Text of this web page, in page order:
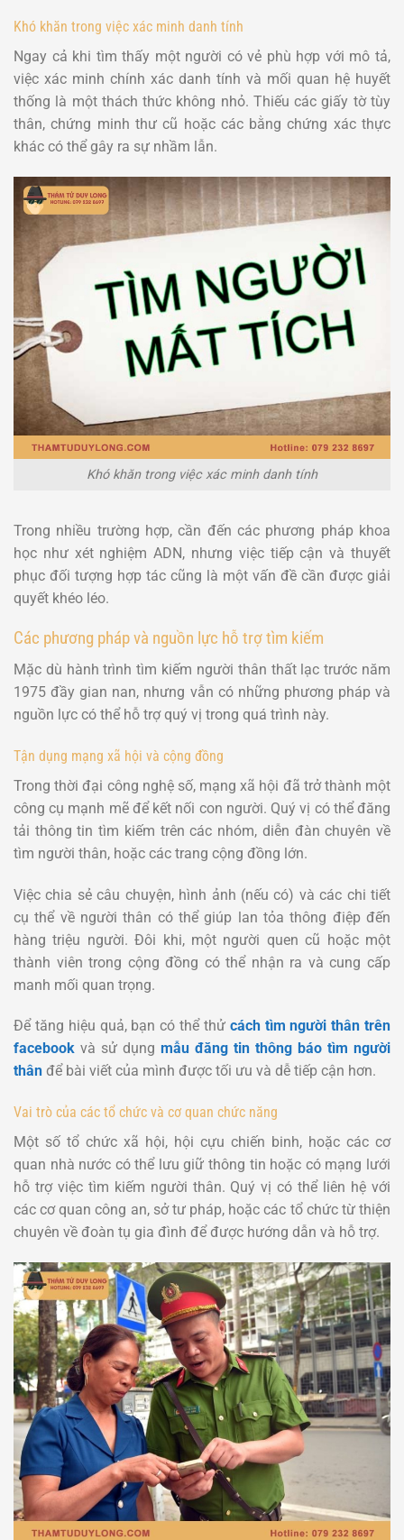
Khó khăn trong việc xác minh danh tính
Ngay cả khi tìm thấy một người có vẻ phù hợp với mô tả,
việc xác minh chính xác danh tính và mối quan hệ huyết
thống là một thách thức không nhỏ. Thiếu các giấy tờ tùy
thân, chứng minh thư cũ hoặc các bằng chứng xác thực
khác có thể gây ra sự nhầm lẫn.
Khó khăn trong việc xác minh danh tính
Trong nhiều trường hợp, cần đến các phương pháp khoa
học như xét nghiệm ADN, nhưng việc tiếp cận và thuyết
phục đối tượng hợp tác cũng là một vấn đề cần được giải
quyết khéo léo.
Các phương pháp và nguồn lực hỗ trợ tìm kiếm
Mặc dù hành trình tìm kiếm người thân thất lạc trước năm
1975 đầy gian nan, nhưng vẫn có những phương pháp và
nguồn lực có thể hỗ trợ quý vị trong quá trình này.
Tận dụng mạng xã hội và cộng đồng
Trong thời đại công nghệ số, mạng xã hội đã trở thành một
công cụ mạnh mẽ để kết nối con người. Quý vị có thể đăng
tải thông tin tìm kiếm trên các nhóm, diễn đàn chuyên về
tìm người thân, hoặc các trang cộng đồng lớn.
Việc chia sẻ câu chuyện, hình ảnh (nếu có) và các chi tiết
cụ thể về người thân có thể giúp lan tỏa thông điệp đến
hàng triệu người. Đôi khi, một người quen cũ hoặc một
thành viên trong cộng đồng có thể nhận ra và cung cấp
manh mối quan trọng.
Để tăng hiệu quả, bạn có thể thử cách tìm người thân trên
facebook và sử dụng mẫu đăng tin thông báo tìm người
thân để bài viết của mình được tối ưu và dễ tiếp cận hơn.
Vai trò của các tổ chức và cơ quan chức năng
Một số tổ chức xã hội, hội cựu chiến binh, hoặc các cơ
quan nhà nước có thể lưu giữ thông tin hoặc có mạng lưới
hỗ trợ việc tìm kiếm người thân. Quý vị có thể liên hệ với
các cơ quan công an, sở tư pháp, hoặc các tổ chức từ thiện
chuyên về đoàn tụ gia đình để được hướng dẫn và hỗ trợ.